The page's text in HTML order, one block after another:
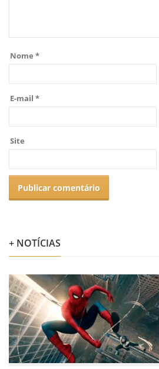
Nome *
E-mail *
Site
+ NOTÍCIAS